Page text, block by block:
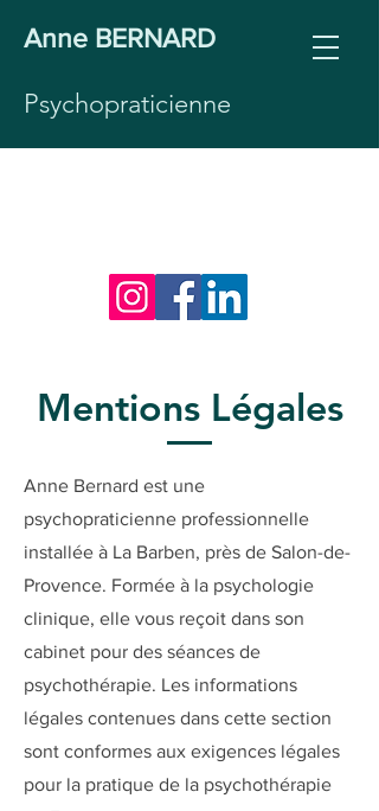
Anne BERNARD
Psychopraticienne
Mentions Légales
Anne Bernard est une
psychopraticienne professionnelle
installée à La Barben, près de Salon-de-
Provence. Formée à la psychologie
clinique, elle vous reçoit dans son
cabinet pour des séances de
psychothérapie. Les informations
légales contenues dans cette section
sont conformes aux exigences légales
pour la pratique de la psychothérapie